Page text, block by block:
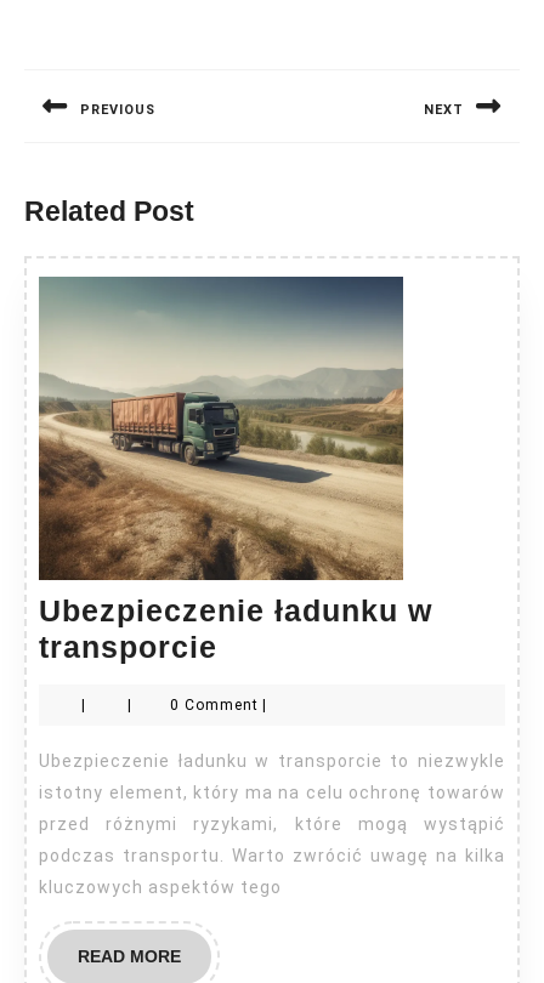
PREVIOUS NEXT
Related Post
Ubezpieczenie ładunku w
transporcie
w
transporcie
0 Comment
Ubezpieczenie ładunku w transporcie to niezwykle
istotny element, który ma na celu ochronę towarów
przed różnymi ryzykami, które mogą wystąpić
podczas transportu. Warto zwrócić uwagę na kilka
kluczowych aspektów tego
READ MOREREAD